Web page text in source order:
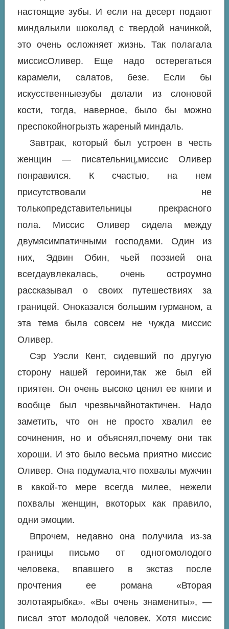
настоящие зубы. И если на десерт подают
миндальили шоколад с твердой начинкой,
это очень осложняет жизнь. Так полагала
миссисОливер. Еще надо остерегаться
карамели, салатов, безе. Если бы
искусственныезубы делали из слоновой
кости, тогда, наверное, было бы можно
преспокойногрызть жареный миндаль.
Завтрак, который был устроен в честь
женщин — писательниц,миссис Оливер
понравился. К счастью, на нем
присутствовали не
толькопредставительницы прекрасного
пола. Миссис Оливер сидела между
двумясимпатичными господами. Один из
них, Эдвин Обин, чьей поэзией она
всегдаувлекалась, очень остроумно
рассказывал о своих путешествиях за
границей. Оноказался большим гурманом, а
эта тема была совсем не чужда миссис
Оливер.
Сэр Уэсли Кент, сидевший по другую
сторону нашей героини,так же был ей
приятен. Он очень высоко ценил ее книги и
вообще был чрезвычайнотактичен. Надо
заметить, что он не просто хвалил ее
сочинения, но и объяснял,почему они так
хороши. И это было весьма приятно миссис
Оливер. Она подумала,что похвалы мужчин
в какой-то мере всегда милее, нежели
похвалы женщин, вкоторых как правило,
одни эмоции.
Впрочем, недавно она получила из-за
границы письмо от одногомолодого
человека, впавшего в экстаз после
прочтения ее романа «Вторая
золотаярыбка». «Вы очень знамениты», —
писал этот молодой человек. Хотя миссис